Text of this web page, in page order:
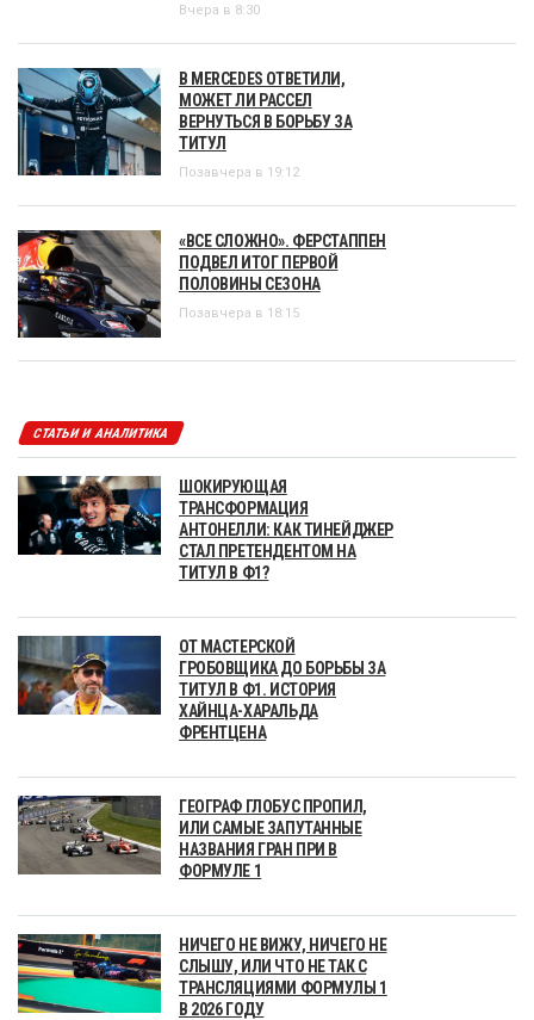
Вчера в 8:30
В MERCEDES ОТВЕТИЛИ,
МОЖЕТ ЛИ РАССЕЛ
ВЕРНУТЬСЯ В БОРЬБУ ЗА
ТИТУЛ
Позавчера в 19:12
«ВСЕ СЛОЖНО». ФЕРСТАППЕН
ПОДВЕЛ ИТОГ ПЕРВОЙ
ПОЛОВИНЫ СЕЗОНА
Позавчера в 18:15
СТАТЬИ И АНАЛИТИКА
ШОКИРУЮЩАЯ
ТРАНСФОРМАЦИЯ
АНТОНЕЛЛИ: КАК ТИНЕЙДЖЕР
СТАЛ ПРЕТЕНДЕНТОМ НА
ТИТУЛ В Ф1?
ОТ МАСТЕРСКОЙ
ГРОБОВЩИКА ДО БОРЬБЫ ЗА
ТИТУЛ В Ф1. ИСТОРИЯ
ХАЙНЦА-ХАРАЛЬДА
ФРЕНТЦЕНА
ГЕОГРАФ ГЛОБУС ПРОПИЛ,
ИЛИ САМЫЕ ЗАПУТАННЫЕ
НАЗВАНИЯ ГРАН ПРИ В
ФОРМУЛЕ 1
НИЧЕГО НЕ ВИЖУ, НИЧЕГО НЕ
СЛЫШУ, ИЛИ ЧТО НЕ ТАК С
ТРАНСЛЯЦИЯМИ ФОРМУЛЫ 1
В 2026 ГОДУ